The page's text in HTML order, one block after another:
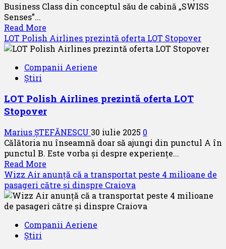
Doga”
Business Class din conceptul său de cabină „SWISS
Senses”...
Read More
more
about
prezintă
la
clasa
și
Business
și
prima
destinație
pe
distanțe
pentru
LOT Polish Airlines prezintă oferta LOT Stopover
Companii Aeriene
Știri
LOT Polish Airlines prezintă oferta LOT
Stopover
Marius ȘTEFĂNESCU 30 iulie 2025 0
Călătoria nu înseamnă doar să ajungi din punctul A în
punctul B. Este vorba și despre experiențe...
Read More
more
about
LOT
Polish
prezintă
Wizz Air anunță că a transportat peste 4 milioane de
pasageri către și dinspre Craiova
Companii Aeriene
Știri